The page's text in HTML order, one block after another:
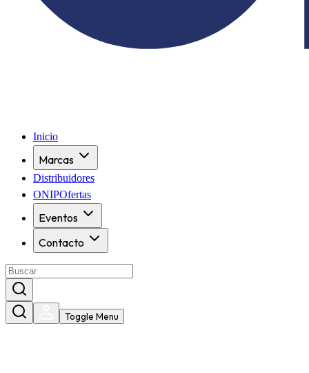
Inicio
Marcas
Distribuidores
ONIPOfertas
Eventos
Contacto
Toggle Menu